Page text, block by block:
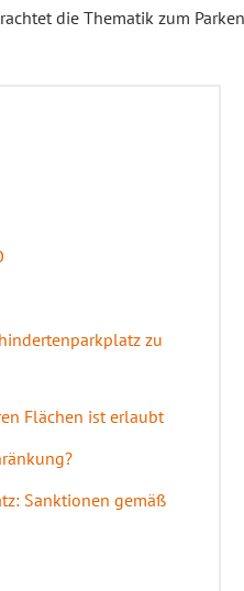
die Thematik zum
zu
Flächen ist erlaubt
Sanktionen gemäß